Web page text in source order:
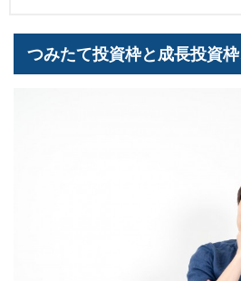
つみたて投資枠と成長投資